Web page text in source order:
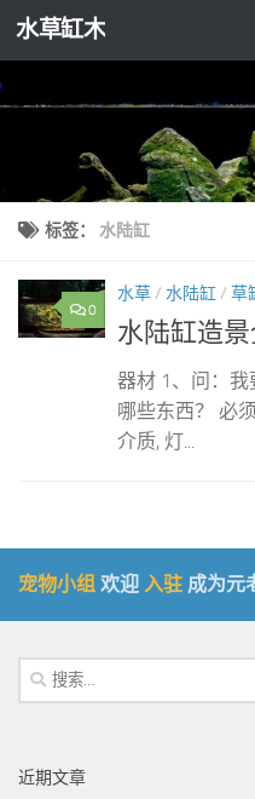
跳至内容
水草缸木
标签： 水陆缸
0
水草/ 水陆缸/ 草
水陆缸造
器材 1、问：
哪些东西？ 必
介质, 灯...
宠物小组 欢迎 入驻 成为元
搜
索：
近期文章